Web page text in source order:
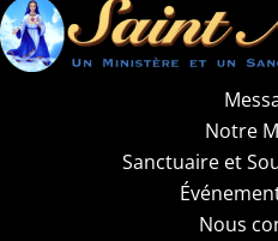
Notre
Sanctuaire et
Nous